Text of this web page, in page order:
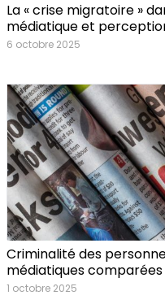
La « crise migratoire »
médiatique et
6 octobre 2025
Criminalité des
médiatiques comparées
1 octobre 2025